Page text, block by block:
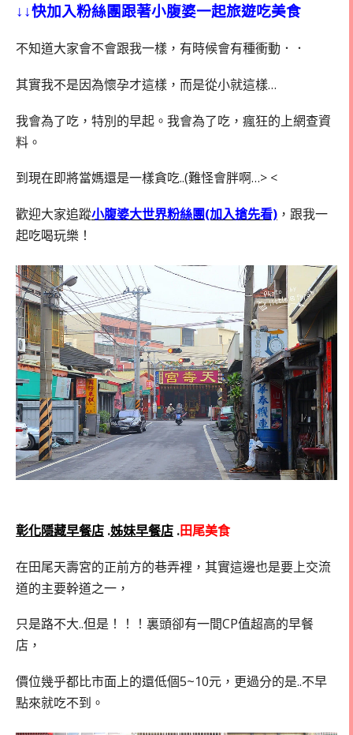
↓↓快加入粉絲團跟著小腹婆一起旅遊吃美食
不知道大家會不會跟我一樣，有時候會有種衝動．．
其實我不是因為懷孕才這樣，而是從小就這樣…
我會為了吃，特別的早起。我會為了吃，瘋狂的上網查資
料。
到現在即將當媽還是一樣貪吃..(難怪會胖啊…> <
歡迎大家追蹤小腹婆大世界粉絲團(加入搶先看) ，跟我一
起吃喝玩樂！
彰化隱藏早餐店 .姊妹早餐店 .田尾美食
在田尾天壽宮的正前方的巷弄裡，其實這邊也是要上交流
道的主要幹道之一，
只是路不大..但是！！！裏頭卻有一間CP值超高的早餐
店，
價位幾乎都比市面上的還低個5~10元，更過分的是..不早
點來就吃不到。